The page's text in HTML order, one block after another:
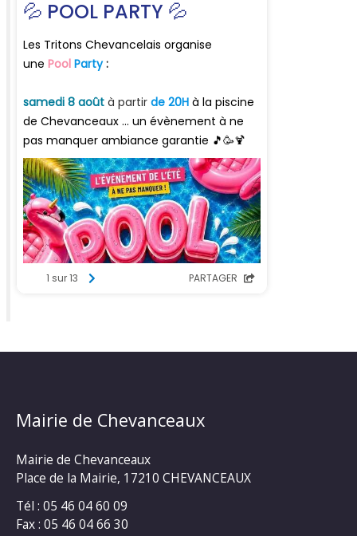
Mairie de Chevanceaux
Mairie de Chevanceaux
Place de la Mairie, 17210 CHEVANCEAUX
Tél : 05 46 04 60 09
Fax : 05 46 04 66 30